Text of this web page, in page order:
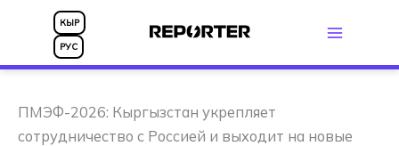
Перейти
содержимому
КЫР
РУС
ПМЭФ-2026: Кыргызстан укрепляет
сотрудничество с Россией и выходит на новые